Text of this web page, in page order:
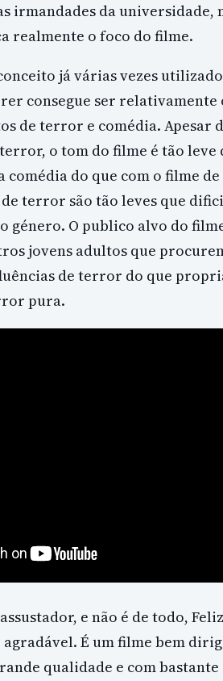
irmandades da universidade,
realmente o foco do filme.
já várias vezes
consegue ser
de terror e comédia. Apesar
o tom do filme é tão leve
comédia do que com o filme
de terror são tão leves que
género. O publico alvo do
jovens adultos que
de terror do que
pura.
e não é de todo,
É um filme bem
qualidade e com